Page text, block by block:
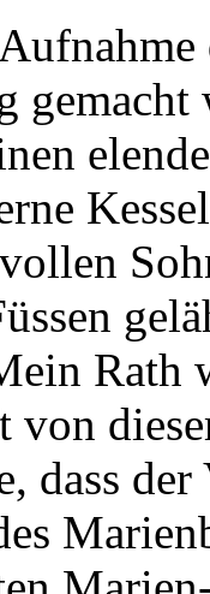
gemacht
Rath
dass